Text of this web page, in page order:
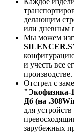
делающим
или дневным
Мы можем
и учесть все
производстве.
Отстрел с
"Экофизика-
Дб (на
для
зарубежных